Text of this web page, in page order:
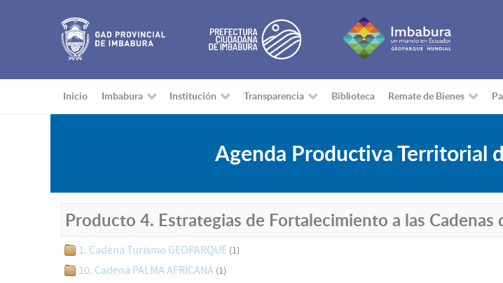
Inicio Imbabura Institución Transparencia Biblioteca Remate de Bienes
Agenda Productiva Territorial
Producto 4. Estrategias de Fortalecimiento a las Cadenas
1. Cadena Turismo GEOPARQUE (1)
10. Cadena PALMA AFRICANA (1)